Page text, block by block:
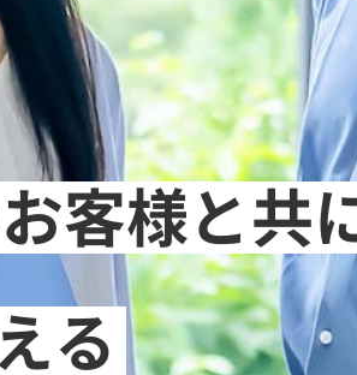
客様と共
る